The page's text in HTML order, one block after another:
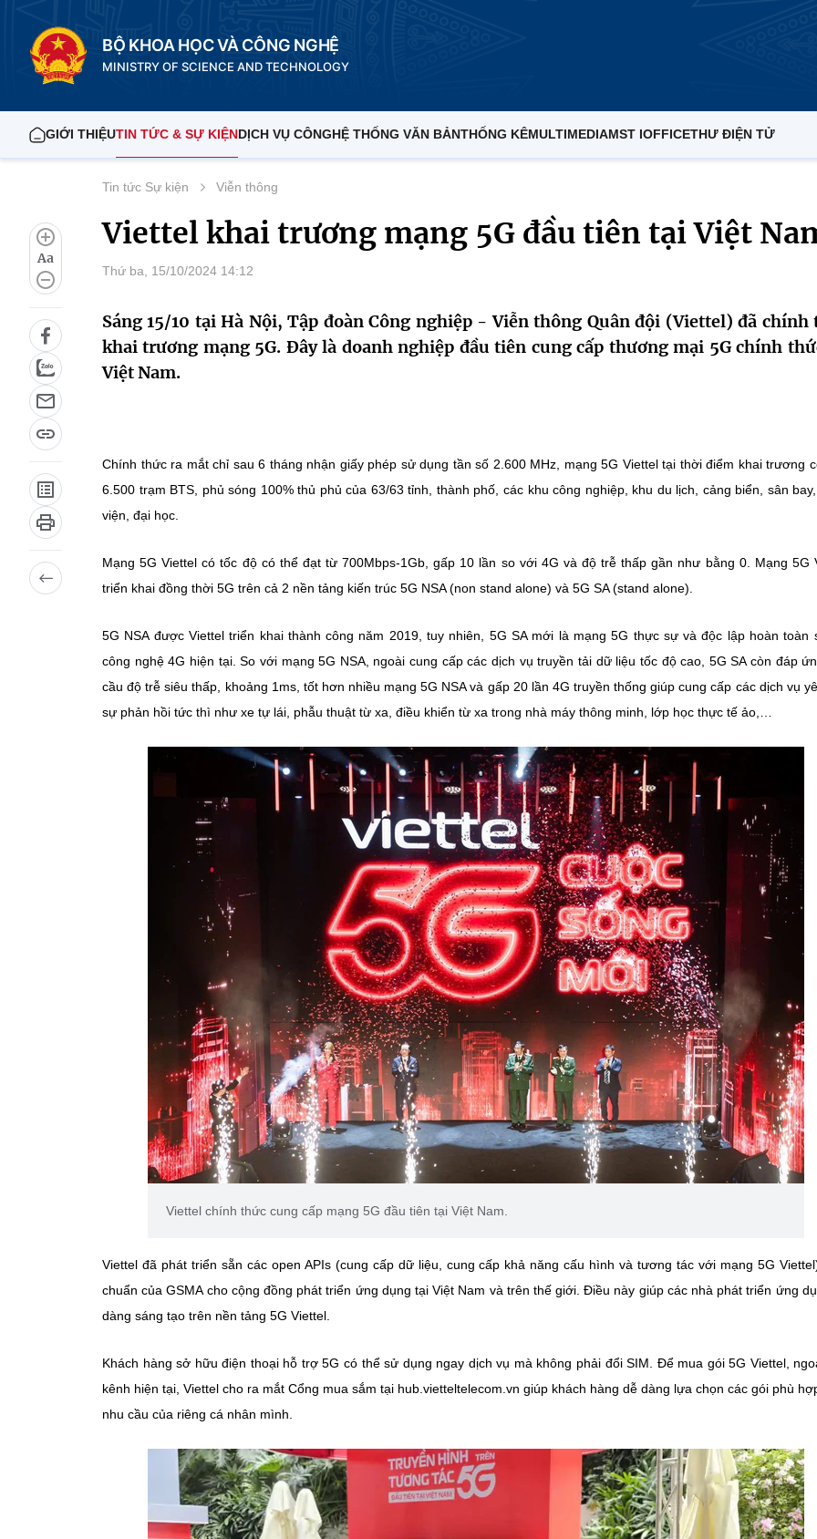
BỘ KHOA HỌC VÀ CÔNG NGHỆ
MINISTRY OF SCIENCE AND TECHNOLOGY
GIỚI THIỆUTIN TỨC & SỰ KIỆNDỊCH VỤ CÔNGHỆ THỐNG VĂN BẢNTHỐNG KÊMULTIMEDIAMST IOFFICETHƯ ĐIỆN TỬ
Aa
Tin tức Sự kiện Viễn thông
Viettel khai trương mạng 5G đầu tiên tại Việt
Thứ ba, 15/10/2024 14:12
Sáng 15/10 tại Hà Nội, Tập đoàn Công nghiệp - Viễn thông Quân đội (Viettel) đã chính
khai trương mạng 5G. Đây là doanh nghiệp đầu tiên cung cấp thương mại 5G chính
Việt Nam.
Chính thức ra mắt chỉ sau 6 tháng nhận giấy phép sử dụng tần số 2.600 MHz, mạng 5G Viettel tại thời điểm khai trương
6.500 trạm BTS, phủ sóng 100% thủ phủ của 63/63 tỉnh, thành phố, các khu công nghiệp, khu du lịch, cảng biển, sân
viện, đại học.
Mạng 5G Viettel có tốc độ có thể đạt từ 700Mbps-1Gb, gấp 10 lần so với 4G và độ trễ thấp gần như bằng 0. Mạng 5G
triển khai đồng thời 5G trên cả 2 nền tảng kiến trúc 5G NSA (non stand alone) và 5G SA (stand alone).
5G NSA được Viettel triển khai thành công năm 2019, tuy nhiên, 5G SA mới là mạng 5G thực sự và độc lập hoàn toàn
công nghệ 4G hiện tại. So với mạng 5G NSA, ngoài cung cấp các dịch vụ truyền tải dữ liệu tốc độ cao, 5G SA còn đáp
cầu độ trễ siêu thấp, khoảng 1ms, tốt hơn nhiều mạng 5G NSA và gấp 20 lần 4G truyền thống giúp cung cấp các dịch vụ
sự phản hồi tức thì như xe tự lái, phẫu thuật từ xa, điều khiển từ xa trong nhà máy thông minh, lớp học thực tế ảo,…
Viettel chính thức cung cấp mạng 5G đầu tiên tại Việt Nam.
Viettel đã phát triển sẵn các open APIs (cung cấp dữ liệu, cung cấp khả năng cấu hình và tương tác với mạng 5G
chuẩn của GSMA cho cộng đồng phát triển ứng dụng tại Việt Nam và trên thế giới. Điều này giúp các nhà phát triển ứng
dàng sáng tạo trên nền tảng 5G Viettel.
Khách hàng sở hữu điện thoại hỗ trợ 5G có thể sử dụng ngay dịch vụ mà không phải đổi SIM. Để mua gói 5G Viettel,
kênh hiện tại, Viettel cho ra mắt Cổng mua sắm tại hub.vietteltelecom.vn giúp khách hàng dễ dàng lựa chọn các gói phù
nhu cầu của riêng cá nhân mình.